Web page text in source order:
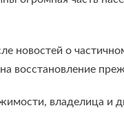
новостей о
восстановление
владелица и